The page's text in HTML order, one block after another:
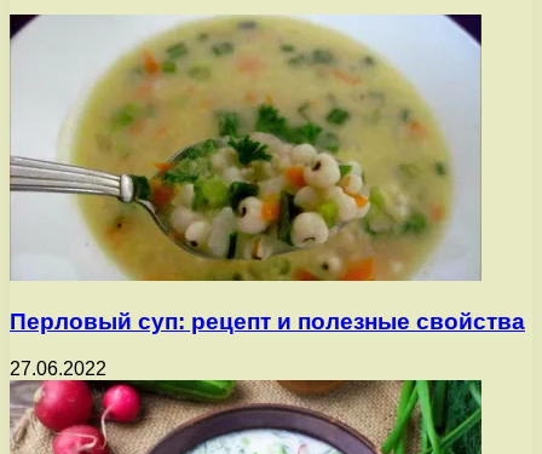
Перловый суп: рецепт и полезные свойства
27.06.2022